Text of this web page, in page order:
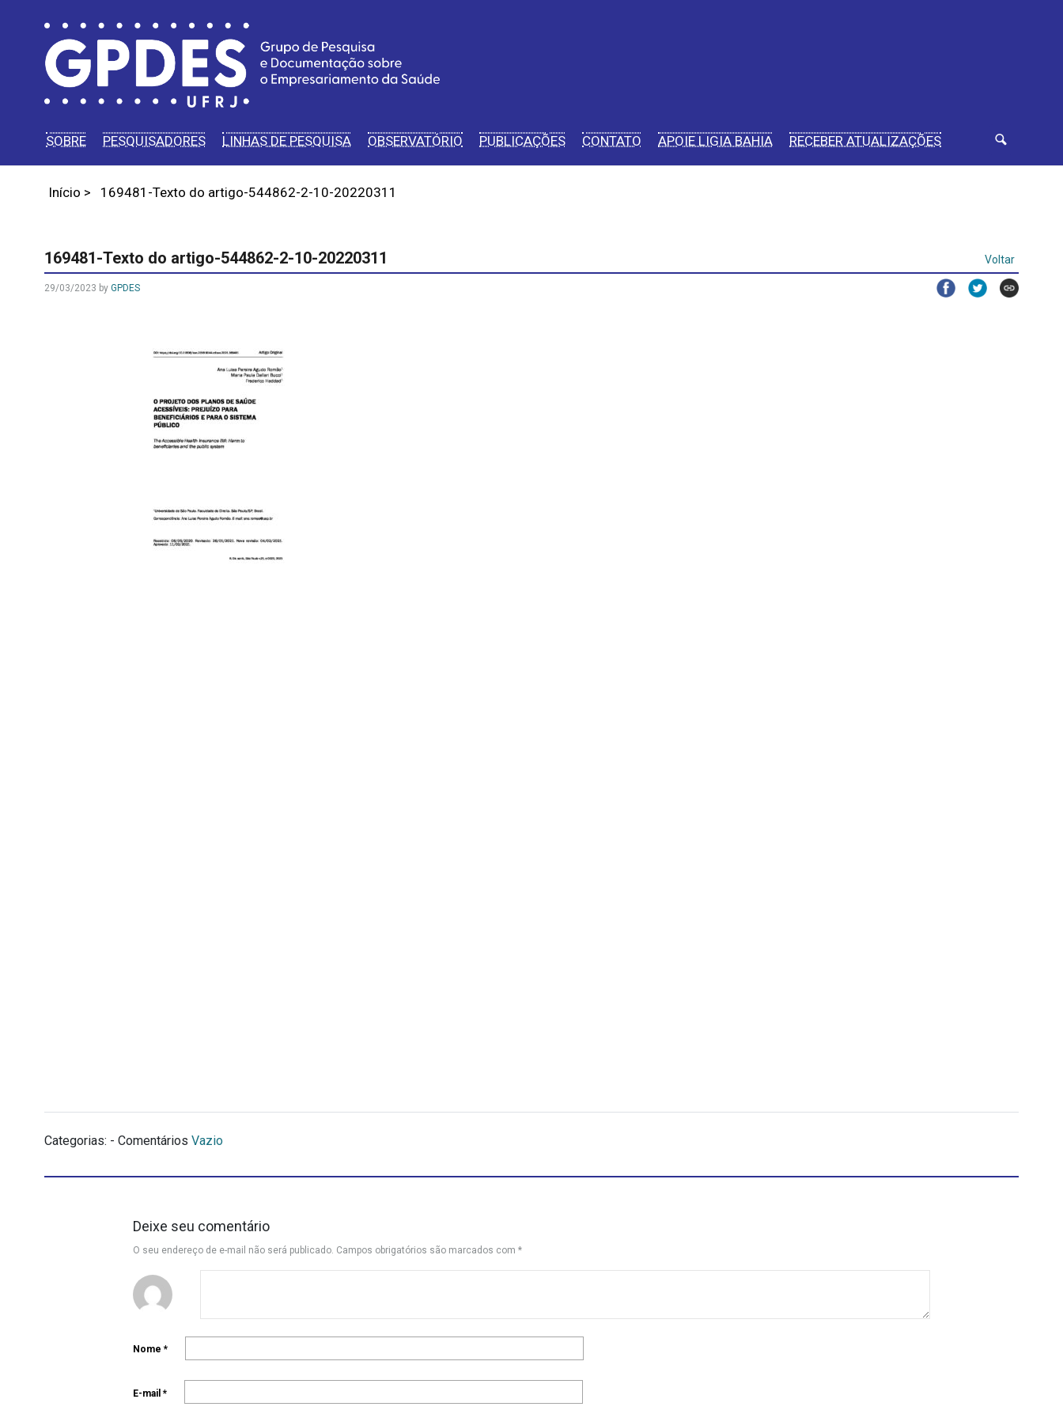
SOBRE PESQUISADORES LINHAS DE PESQUISA OBSERVATÓRIO PUBLICAÇÕES CONTATO APOIE LIGIA BAHIA RECEBER ATUALIZAÇÕES
Início > 169481-Texto do artigo-544862-2-10-20220311
169481-Texto do artigo-544862-2-10-20220311 Voltar
29/03/2023 by GPDES
Categorias: - Comentários Vazio
Deixe seu comentário
O seu endereço de e-mail não será publicado. Campos obrigatórios são marcados com *
Nome *
E-mail *